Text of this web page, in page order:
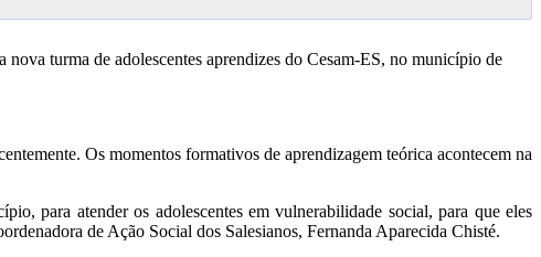
turma de adolescentes aprendizes do Cesam-ES, no município de
Os momentos formativos de aprendizagem teórica acontecem na
para atender os adolescentes em vulnerabilidade social, para que eles
de Ação Social dos Salesianos, Fernanda Aparecida Chisté.